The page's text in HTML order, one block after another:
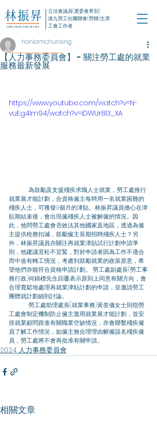
立法會議員(選委會界別)
港九勞工社團聯會(勞聯)主席
工會工作者
【人力事務委員會】 - 關注勞工處的就業
服務最新發展
honlamchunsing
https://www.youtube.com/watch?v=N-
vuEg4lm94/watch?v=iDWUr8l3_XA
為鼓勵及支援殘疾求職人士就業，勞工處推行
就業展才能計劃，合資格僱主每聘用一名就業困難的
殘疾人士，可獲發9個月的津貼。林振昇議員擔心在津
貼期結束後，會出現僱殘疾人士被解僱的情況。因
此，他問勞工處會否效法其他國家及地區，透過為僱
主提供稅務扣減，鼓勵僱主長期招聘殘疾人士？另
外，林振昇議員亦關注再就業津貼試行計劃申請準
則，他建議宜松不宜緊，對於申請者因為工作不適合
而中途有轉工情況，考慮到鼓勵就業的政策原意，希
望他們亦能符合資格申請計劃。 勞工處副處長(勞工事
務行政)何錦標先生回覆表示原則上同意有關方向，會
合理寬鬆地處理再就業津貼計劃的申請，並邀請勞工
團體就計劃細則討論。
工處會制定機制防止僱主濫用就業展才能計劃，並安
排就業顧問跟進有關職業空缺情況，亦會聯繫殘疾僱
員了解工作情況，如僱主無合理理由解僱該名殘疾僱
員，勞工處將不會再批准有關申請。
2024 人力事務委員會
相關文章